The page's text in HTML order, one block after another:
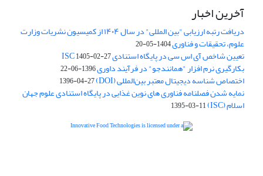
آخرین اخبار
دریافت رتبه ارزیابی "بین المللی" در سال ۱۴۰۴ از کمیسیون نشریات وزارت
علوم، تحقیقات و فناوری1404-05-20
تعیین شاخص آی اس سی در پایگاه استنادی ISC1405-02-27
بکارگیری نرم افزار "همانندجو" در فرآیند داوری1396-06-22
اختصاص شناسه دیجیتال معتبر بین‌المللی (DOI) 1396-04-27
نمایه شدن فصلنامه فناوری های نوین غذایی در پایگاه استنادی علوم جهان
اسلام (ISC) 1395-03-11